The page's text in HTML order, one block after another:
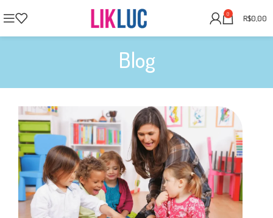
0 R$0,00
Blog